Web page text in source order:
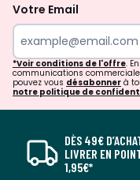
Votre Email
*Voir conditions de l'offre.
communications
pouvez vous désabonner à
notre politique de
DÈS 49€
LIVRER EN
1,95€*